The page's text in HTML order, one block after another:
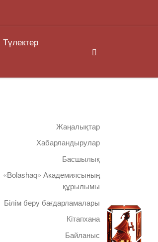
Түлектер
Жаңалықтар
Хабарландырулар
Басшылық
«Bolashaq» Академиясының
құрылымы
Білім беру бағдарламалары
Кітапхана
Байланыс